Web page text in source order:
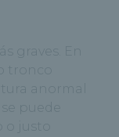
graves. En
tronco
anormal
puede
justo